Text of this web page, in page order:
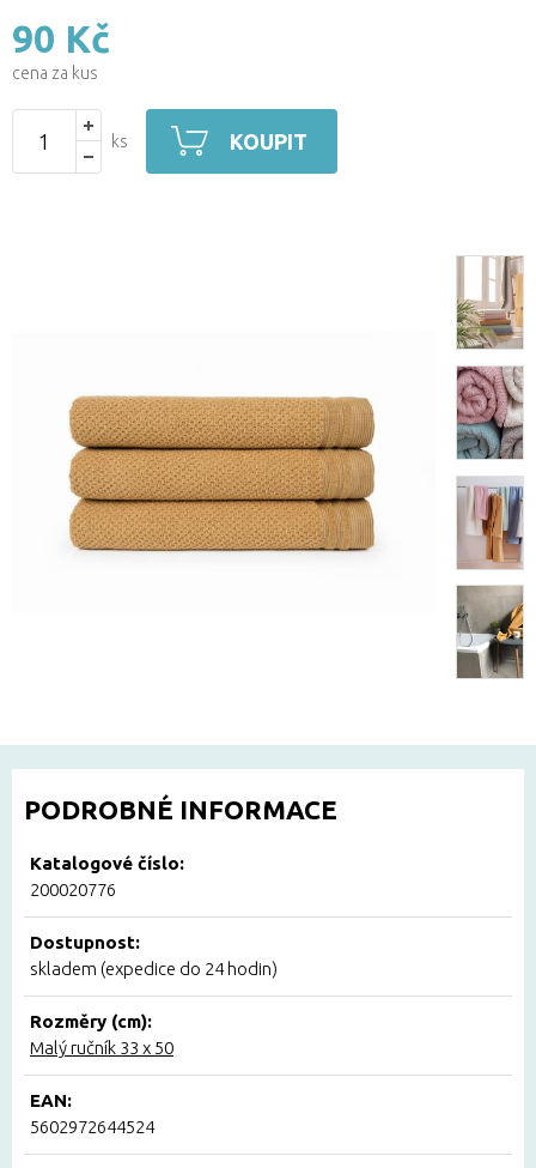
90 Kč
cena za kus
ks KOUPIT
PODROBNÉ INFORMACE
Katalogové číslo:
200020776
Dostupnost:
skladem (expedice do 24 hodin)
Rozměry (cm):
Malý ručník 33 x 50
EAN:
5602972644524